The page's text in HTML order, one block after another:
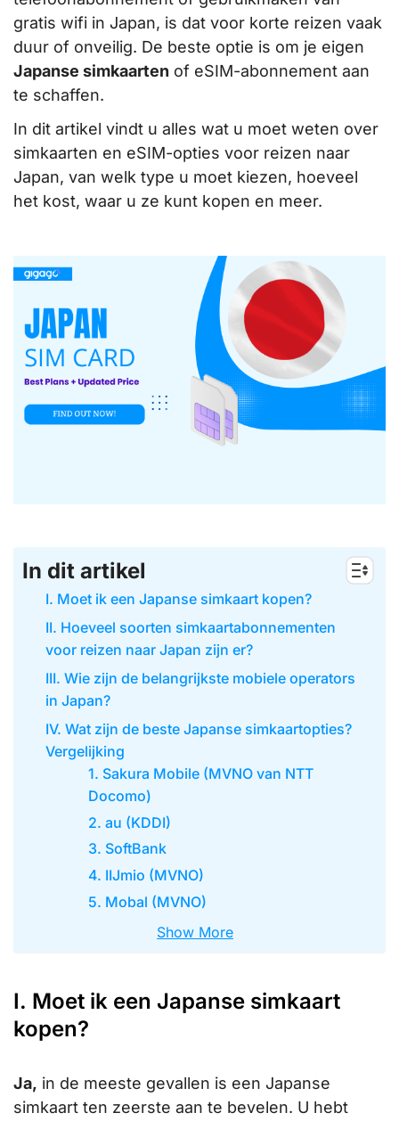
gratis wifi in Japan, is dat voor korte reizen vaak
duur of onveilig. De beste optie is om je eigen
Japanse simkaarten of eSIM-abonnement aan
te schaffen.
In dit artikel vindt u alles wat u moet weten over
simkaarten en eSIM-opties voor reizen naar
Japan, van welk type u moet kiezen, hoeveel
het kost, waar u ze kunt kopen en meer.
In dit artikel
I. Moet ik een Japanse simkaart kopen?
II. Hoeveel soorten simkaartabonnementen
voor reizen naar Japan zijn er?
III. Wie zijn de belangrijkste mobiele operators
in Japan?
IV. Wat zijn de beste Japanse simkaartopties?
Vergelijking
1. Sakura Mobile (MVNO van NTT
Docomo)
2. au (KDDI)
3. SoftBank
4. IIJmio (MVNO)
5. Mobal (MVNO)
Show More
I. Moet ik een Japanse simkaart
kopen?
Ja, in de meeste gevallen is een Japanse
simkaart ten zeerste aan te bevelen. U hebt